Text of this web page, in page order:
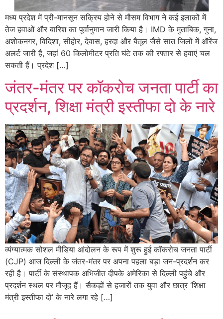
मध्य प्रदेश में प्री-मानसून सक्रिय होने से मौसम विभाग ने कई इलाकों में
तेज हवाओं और बारिश का पूर्वानुमान जारी किया है। IMD के मुताबिक, गुना,
अशोकनगर, विदिशा, सीहोर, देवास, हरदा और बैतूल जैसे सात जिलों में ऑरेंज
अलर्ट जारी है, जहां 60 किलोमीटर प्रति घंटे तक की रफ्तार से हवाएं चल
सकती हैं। प्रदेश […]
जंतर-मंतर पर कॉकरोच जनता पार्टी का
प्रदर्शन, शिक्षा मंत्री इस्तीफा दो के नारे
व्यंग्यात्मक सोशल मीडिया आंदोलन के रूप में शुरू हुई कॉकरोच जनता पार्टी
(CJP) आज दिल्ली के जंतर-मंतर पर अपना पहला बड़ा जन-प्रदर्शन कर
रही है। पार्टी के संस्थापक अभिजीत दीपके अमेरिका से दिल्ली पहुंचे और
प्रदर्शन स्थल पर मौजूद हैं। सैकड़ों से हजारों तक युवा और छात्र ‘शिक्षा
मंत्री इस्तीफा दो’ के नारे लगा रहे […]